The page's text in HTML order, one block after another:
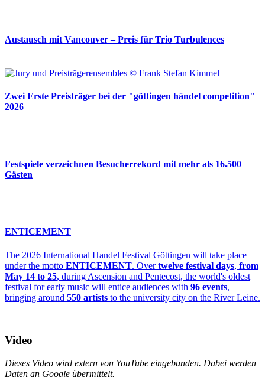
Austausch mit Vancouver – Preis für Trio Turbulences
Zwei Erste Preisträger bei der "göttingen händel competition"
2026
Fest­spiele verzeichnen Besucherrekord mit mehr als 16.500
Gästen
ENTICEMENT
The 2026 International Handel Festival Göttingen will take place
under the motto ENTICEMENT. Overtwelve festival days, from
May 14 to 25, during Ascension and Pentecost, the world's oldest
festival for early music will entice audiences with 96 events,
bringing around 550 artists to the university city on the River Leine.
Video
Dieses Video wird extern von YouTube eingebunden. Dabei werden
Daten an Google übermittelt.